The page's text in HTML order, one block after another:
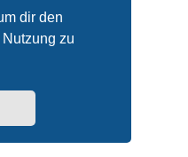
dir den
zu